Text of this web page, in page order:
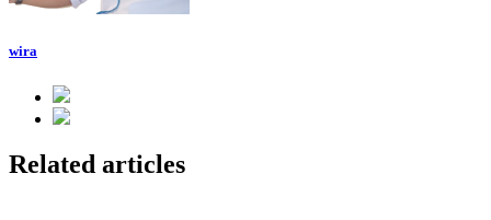
wira
Related articles